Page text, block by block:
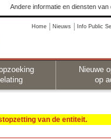
Andere informatie en diensten van
Home Nieuws Info Public
Nieuwe
op
van de entiteit.